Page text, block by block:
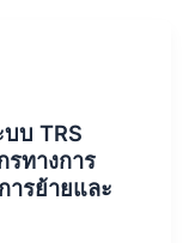
บบ TRS
ทางการ
ารย้ายและ